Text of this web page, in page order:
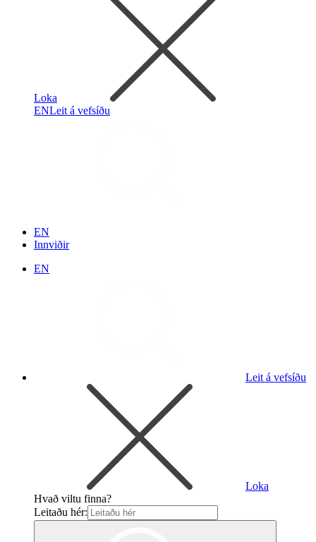
Loka
ENLeit á vefsíðu
EN
Innviðir
EN
Leit á vefsíðu
Loka
Hvað viltu finna?
Leitaðu hér: